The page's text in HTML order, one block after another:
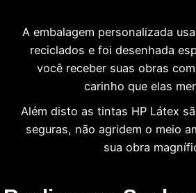
A embalagem personalizada
reciclados e foi desenhada
você receber suas obras
carinho que elas
Além disto as tintas HP Látex
seguras, não agridem o meio
sua obra